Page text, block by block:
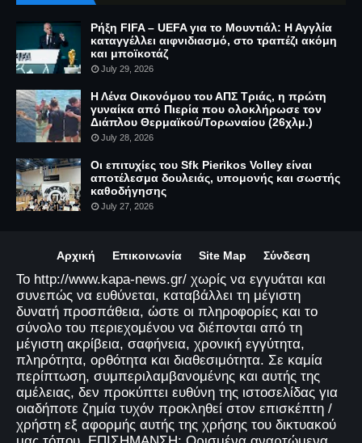
Ρήξη FIFA – UEFA για το Μουντιάλ: Η Αγγλία
καταγγέλλει αιφνιδιασμό, στο τραπέζι ακόμη
και μποϊκοτάζ
July 29, 2026
Η Λένα Οικονόμου του ΑΠΣ Τριάς, η πρώτη
γυναίκα από Πιερία που ολοκλήρωσε τον
Διάπλου Θερμαϊκού/Τορωναίου (26χλμ.)
July 28, 2026
Οι επιτυχίες του Sfk Pierikos Volley είναι
αποτέλεσμα δουλειάς, υπομονής και σωστής
καθοδήγησης
July 27, 2026
Αρχική Επικοινωνία Site Map Σύνδεση
Το http://www.kapa-news.gr/ χωρίς να εγγυάται και
συνεπώς να ευθύνεται, καταβάλλει τη μέγιστη
δυνατή προσπάθεια, ώστε οι πληροφορίες και το
σύνολο του περιεχομένου να διέπονται από τη
μέγιστη ακρίβεια, σαφήνεια, χρονική εγγύτητα,
πληρότητα, ορθότητα και διαθεσιμότητα. Σε καμία
περίπτωση, συμπεριλαμβανομένης και αυτής της
αμέλειας, δεν προκύπτει ευθύνη της ιστοσελίδας για
οιαδήποτε ζημία τυχόν προκληθεί στον επισκέπτη /
χρήστη εξ αφορμής αυτής της χρήσης του δικτυακού